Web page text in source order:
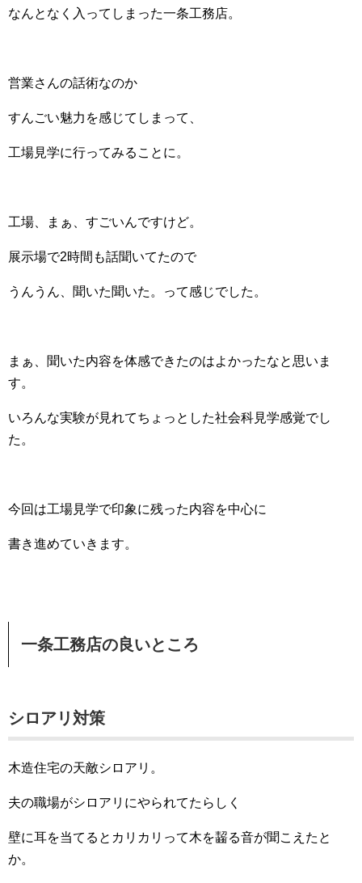
なんとなく入ってしまった一条工務店。
営業さんの話術なのか
すんごい魅力を感じてしまって、
工場見学に行ってみることに。
工場、まぁ、すごいんですけど。
展示場で2時間も話聞いてたので
うんうん、聞いた聞いた。って感じでした。
まぁ、聞いた内容を体感できたのはよかったなと思いま
す。
いろんな実験が見れてちょっとした社会科見学感覚でし
た。
今回は工場見学で印象に残った内容を中心に
書き進めていきます。
一条工務店の良いところ
シロアリ対策
木造住宅の天敵シロアリ。
夫の職場がシロアリにやられてたらしく
壁に耳を当てるとカリカリって木を齧る音が聞こえたと
か。